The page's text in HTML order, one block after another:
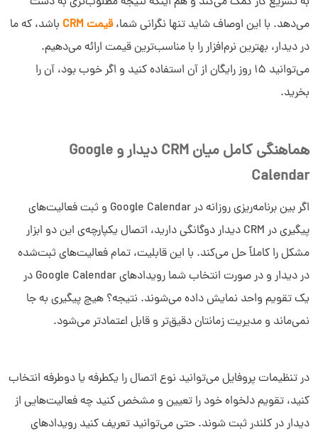
می‌دهد. با این اوصاف شاید تنها نگرانی شما،قیمت CRM
باشد، که ما
در دیدار، بهترین نرم‌افزار را با مناسب‌ترین قیمت ارائه می‌دهیم.
می‌توانید 15 روز رایگان از آن استفاده کنید و اگر خوب بود، آن را
بخرید.
هماهنگی کامل میان CRM دیدار و Google
Calendar
اگر بین برنامه‌ریزی روزانه در Google Calendar و ثبت فعالیت‌های
پیگیری در CRM دیدار دوگانگی دارید، اتصال یکپارچه‌ی این دو ابزار
مشکل را کاملاً حل می‌کند. با این قابلیت، تمام فعالیت‌های ثبت‌شده
در دیدار و در صورت انتخاب شما رویدادهای Google Calendar در
یک تقویم واحد نمایش داده می‌شوند. نتیجه؟ هیچ پیگیری به جا
نمی‌ماند و مدیریت زمانتان دقیق‌تر و قابل اعتمادتر می‌شود.
در تنظیمات پروفایل می‌توانید نوع اتصال را یکطرفه یا دوطرفه انتخاب
کنید، تقویم دلخواه خود را تعیین و مشخص کنید چه فعالیت‌هایی از
دیدار در کلندر ثبت شوند. حتی می‌توانید تعریف کنید رویدادهای